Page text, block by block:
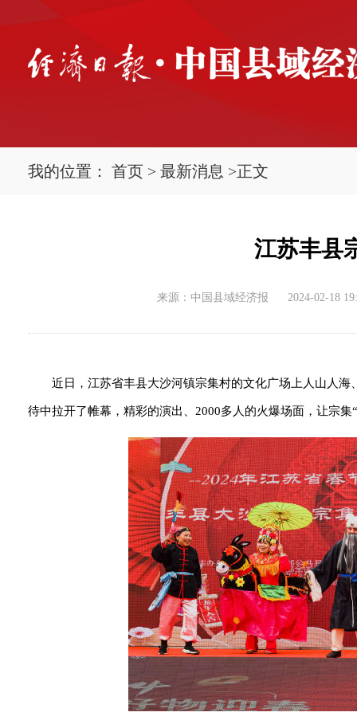
我的位置： 首页 > 最新消息 >正文
江苏丰县
来源：中国县域经济报 2024-02-18
近日，江苏省丰县大沙河镇宗集村的文化广场上人山人
待中拉开了帷幕，精彩的演出、2000多人的火爆场面，让宗